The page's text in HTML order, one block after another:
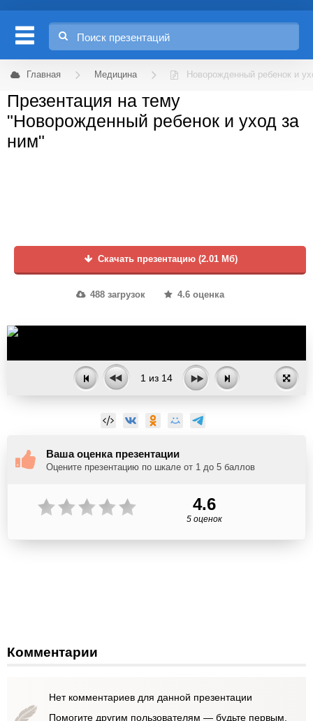
Главная Медицина Новорожденный ребенок и
Презентация на тему
"Новорожденный ребенок и уход за
ним"
Скачать презентацию (2.01 Мб)
488 загрузок 4.6 оценка
1 из 14
Ваша оценка презентации
Оцените презентацию по шкале от 1 до 5 баллов
4.6
5 оценок
Комментарии
Нет комментариев для данной презентации
Помогите другим пользователям — будьте первым,